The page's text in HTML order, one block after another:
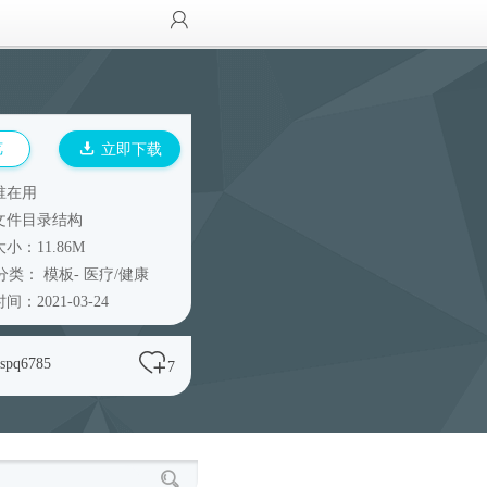
立即下载
在用
件目录结构
小：11.86M
类： 模板- 医疗/健康
间：2021-03-24
7